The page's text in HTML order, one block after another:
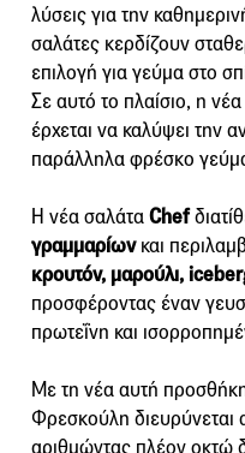
λύσεις για την
σαλάτες κερδίζουν
επιλογή για γεύμα στο
Σε αυτό το πλαίσιο, η
έρχεται να καλύψει την
παράλληλα φρέσκο
Η νέα σαλάταChef
γραμμαρίωνκαι
κρουτόν, μαρούλι,
προσφέροντας έναν
πρωτεΐνη και
Με τη νέα αυτή
Φρεσκούλη διευρύνεται
αριθμώντας πλέον οκτώ